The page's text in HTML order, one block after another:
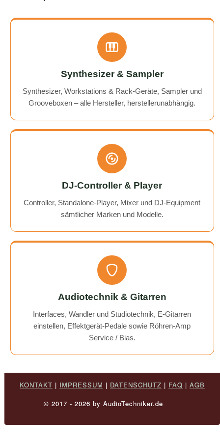
Synthesizer & Sampler
Synthesizer, Workstations & Rack-Geräte, Sampler und
Grooveboxen – alle Hersteller, herstellerunabhängig.
DJ-Controller & Player
Controller, Standalone-Player, Mixer und DJ-Equipment
sämtlicher Marken und Modelle.
Audiotechnik & Gitarren
Interfaces, Wandler und Studiotechnik, E-Gitarren
einstellen, Effektgerät-Pedale sowie Röhren-Amp
Service / Bias.
KONTAKT | IMPRESSUM | DATENSCHUTZ | FAQ | AGB
© 2017 - 2026 by AudioTechniker.de